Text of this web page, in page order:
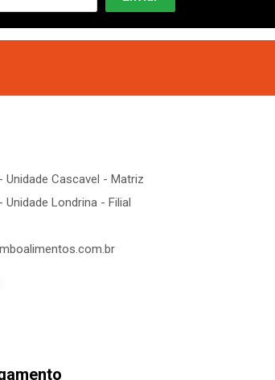
Unidade Cascavel - Matriz
Unidade Londrina - Filial